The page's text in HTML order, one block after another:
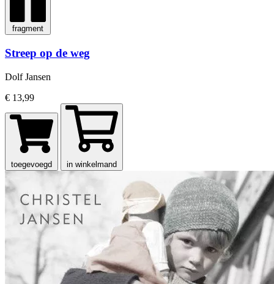
fragment
Streep op de weg
Dolf Jansen
€ 13,99
toegevoegd in winkelmand